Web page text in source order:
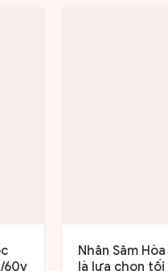
60v
Nhân Sâm
là lựa chọn